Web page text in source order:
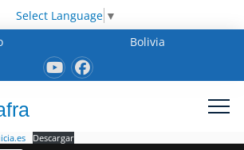
Select Language ▼
Bolivia
Descargar